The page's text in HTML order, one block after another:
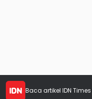
Baca artikel IDN Times